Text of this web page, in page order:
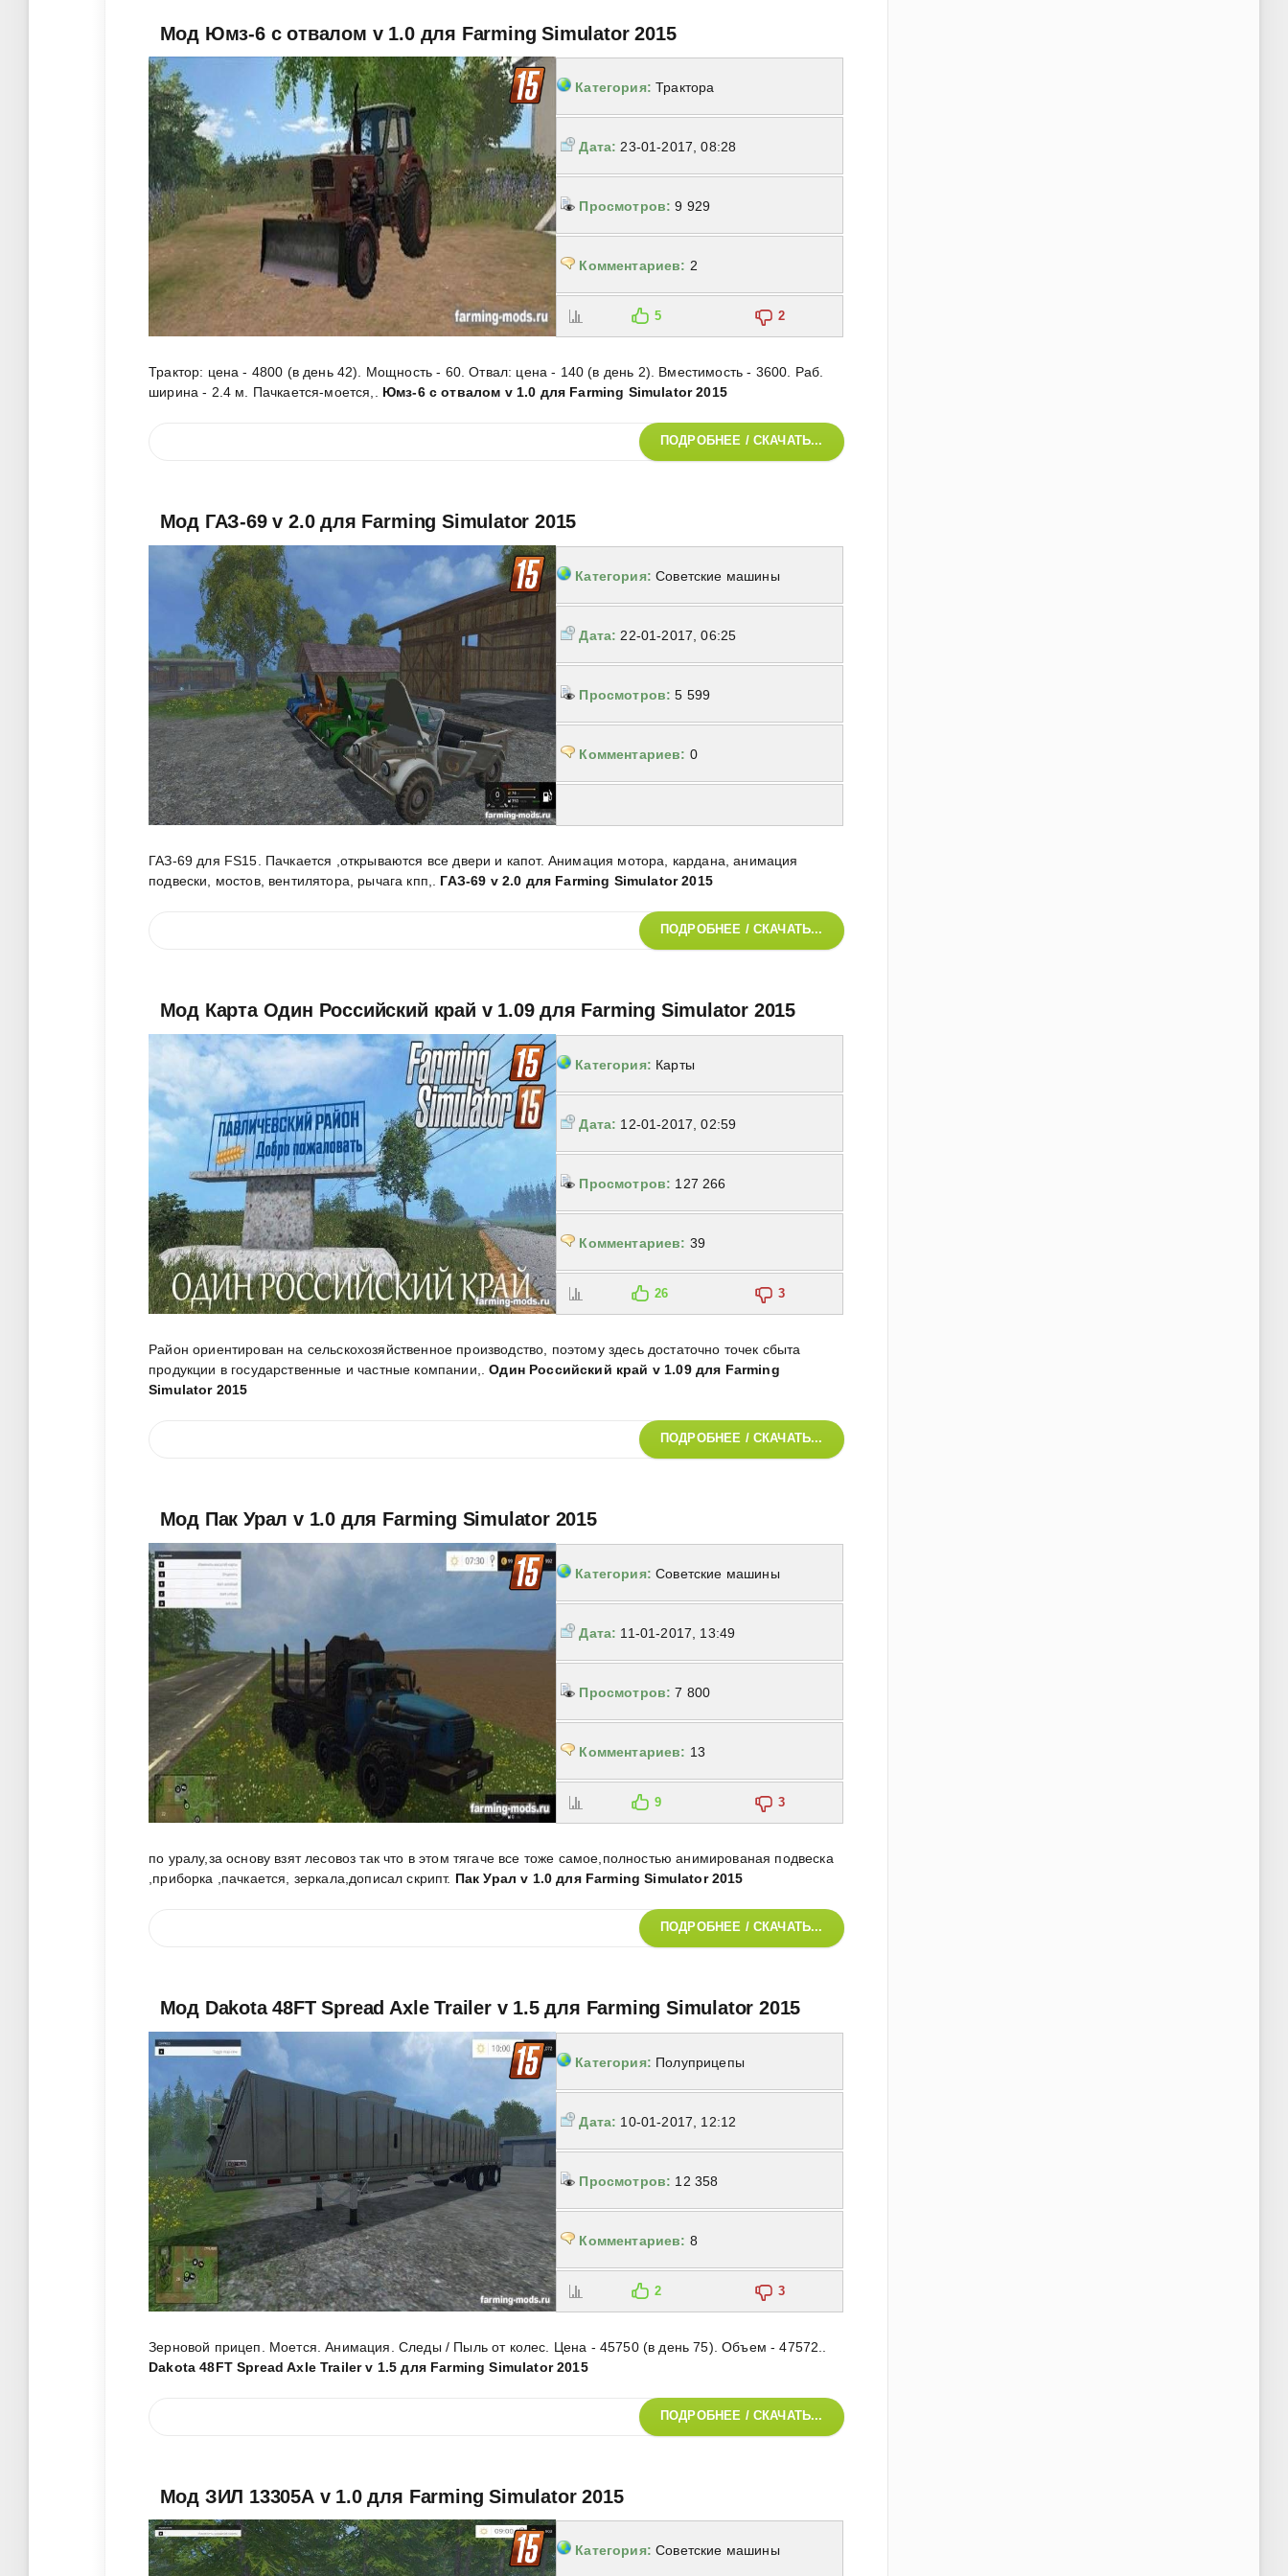
Мод Юмз-6 с отвалом v 1.0 для Farming Simulator 2015
Категория: Трактора
Дата: 23-01-2017, 08:28
Просмотров: 9 929
Комментариев: 2
5 2
Трактор: цена - 4800 (в день 42). Мощность - 60. Отвал: цена - 140 (в день 2). Вместимость - 3600. Раб.
ширина - 2.4 м. Пачкается-моется,. Юмз-6 с отвалом v 1.0 для Farming Simulator 2015
ПОДРОБНЕЕ / СКАЧАТЬ...
Мод ГАЗ-69 v 2.0 для Farming Simulator 2015
Категория: Советские машины
Дата: 22-01-2017, 06:25
Просмотров: 5 599
Комментариев: 0
ГАЗ-69 для FS15. Пачкается ,открываются все двери и капот. Анимация мотора, кардана, анимация
подвески, мостов, вентилятора, рычага кпп,
ГАЗ-69 v 2.0 для Farming Simulator 2015
ПОДРОБНЕЕ / СКАЧАТЬ...
Мод Карта Один Российский край v 1.09 для Farming Simulator 2015
Категория: Карты
Дата: 12-01-2017, 02:59
Просмотров: 127 266
Комментариев: 39
26 3
Район ориентирован на сельскохозяйственное производство, поэтому здесь достаточно точек сбыта
продукции в государственные и частные компании,
.Один Российский край v 1.09 для Farming
Simulator 2015
ПОДРОБНЕЕ / СКАЧАТЬ...
Мод Пак Урал v 1.0 для Farming Simulator 2015
Категория: Советские машины
Дата: 11-01-2017, 13:49
Просмотров: 7 800
Комментариев: 13
9 3
по уралу,за основу взят лесовоз так что в этом тягаче все тоже самое,полностью анимированая подвеска
,приборка ,пачкается, зеркала,дописал скрипт. Пак Урал v 1.0 для Farming Simulator 2015
ПОДРОБНЕЕ / СКАЧАТЬ...
Мод Dakota 48FT Spread Axle Trailer v 1.5 для Farming Simulator 2015
Категория: Полуприцепы
Дата: 10-01-2017, 12:12
Просмотров: 12 358
Комментариев: 8
2 3
Зерновой прицеп. Моется. Анимация. Следы / Пыль от колес. Цена - 45750 (в день 75). Объем - 47572.
Dakota 48FT Spread Axle Trailer v 1.5 для Farming Simulator 2015
ПОДРОБНЕЕ / СКАЧАТЬ...
Мод ЗИЛ 13305А v 1.0 для Farming Simulator 2015
Категория: Советские машины